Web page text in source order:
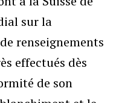
sur la
renseignements
effectués dès
de son